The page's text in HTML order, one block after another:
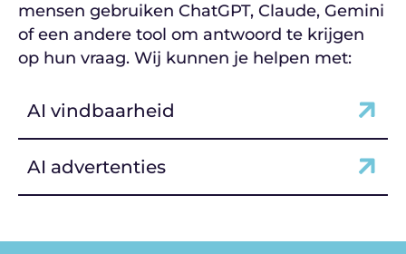
mensen gebruiken ChatGPT, Claude, Gemini
of een andere tool om antwoord te krijgen
op hun vraag. Wij kunnen je helpen met:
AI vindbaarheid
AI advertenties